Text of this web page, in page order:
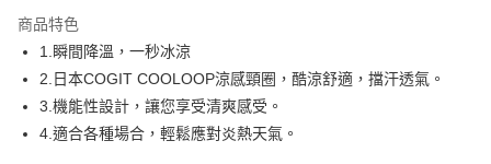
合作金庫商業銀行
華南商業銀行
上海商業儲蓄銀行
台北富邦商業銀行
國泰世華商業銀行
兆豐國際商業銀行
臺灣中小企業銀行
台中商業銀行
超商取貨付款
ATM付款
貨到付款
商品特色
1.瞬間降溫，一秒冰涼
2.日本COGIT COOLOOP涼感頸圈，酷涼舒適，擋汗透氣。
3.機能性設計，讓您享受清爽感受。
4.適合各種場合，輕鬆應對炎熱天氣。